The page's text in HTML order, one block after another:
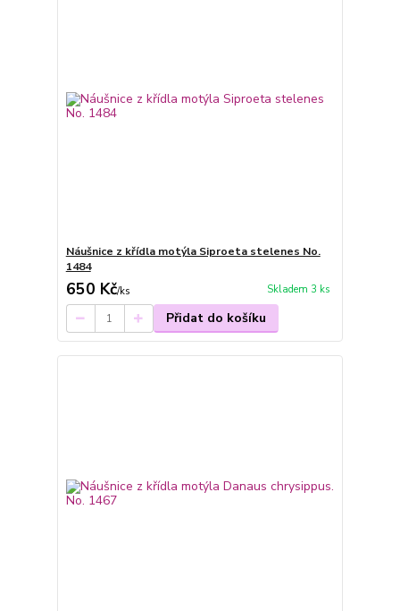
Náušnice z křídla motýla Siproeta stelenes No.
1484
650 Kč/ks Skladem 3 ks
Přidat do košíku